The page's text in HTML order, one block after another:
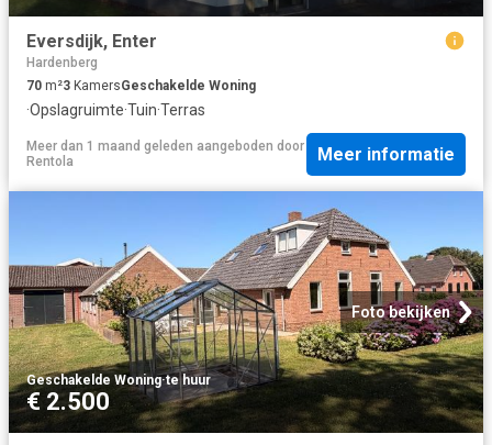
Eversdijk, Enter
Hardenberg
70 m²3 KamersGeschakelde Woning
·Opslagruimte·Tuin·Terras
Meer dan 1 maand geleden aangeboden door
Rentola
Meer informatie
Foto bekijken
Geschakelde Woning·te huur
€ 2.500